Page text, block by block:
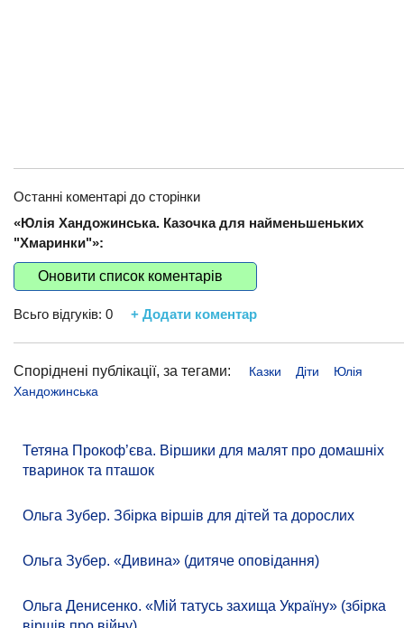
Останні коментарі до сторінки
«Юлія Хандожинська. Казочка для найменьшеньких
"Хмаринки"»:
Оновити список коментарів
Всьго відгуків: 0 + Додати коментар
Споріднені публікації, за тегами: Казки Діти
Юлія
Хандожинська
Тетяна Прокоф’єва. Віршики для малят про домашніх
тваринок та пташок
Ольга Зубер. Збірка віршів для дітей та дорослих
Ольга Зубер. «Дивина» (дитяче оповідання)
Ольга Денисенко. «Мій татусь захища Україну» (збірка